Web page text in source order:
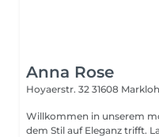
Anna Rose
Hoyaerstr. 32 31608
Willkommen in unserem
dem Stil auf Eleganz trifft.